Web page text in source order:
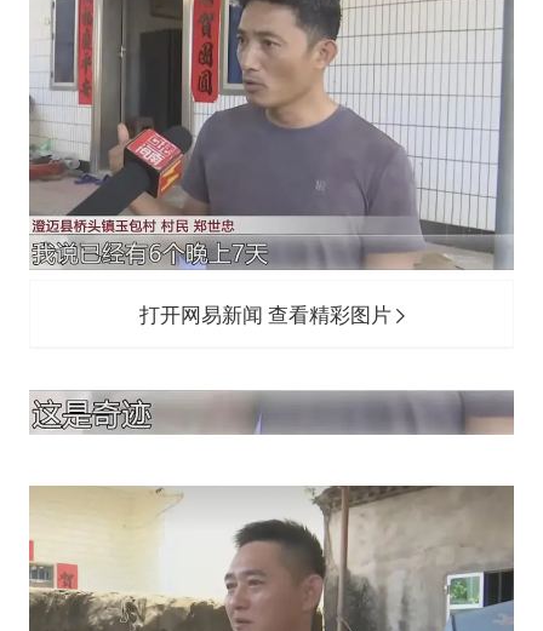
打开网易新闻 查看精彩图片